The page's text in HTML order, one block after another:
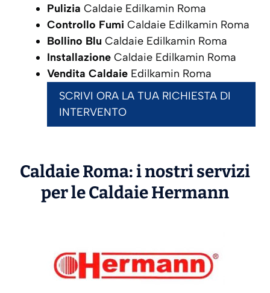
Pulizia Caldaie Edilkamin Roma
Controllo Fumi Caldaie Edilkamin Roma
Bollino Blu Caldaie Edilkamin Roma
Installazione Caldaie Edilkamin Roma
Vendita Caldaie Edilkamin Roma
SCRIVI ORA LA TUA RICHIESTA DI
INTERVENTO
Caldaie Roma: i nostri servizi
per le CaldaieHermann